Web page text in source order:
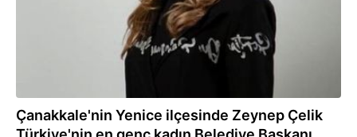
Çanakkale'nin Yenice ilçesinde Zeynep Çelik